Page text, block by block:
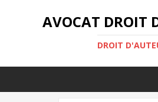
AVOCAT DROIT
DROIT